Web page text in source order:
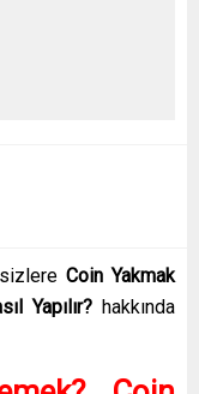
Coin Yakmak
Yapılır? hakkında